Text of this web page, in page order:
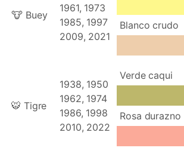
🐮 Buey
1961, 1973
1985, 1997
2009, 2021
Blanco crudo
🐯 Tigre
1938, 1950
1962, 1974
1986, 1998
2010, 2022
Verde caqui
Rosa durazno